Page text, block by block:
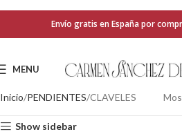
Envío gratis en España por
MENU
Inicio PENDIENTES CLAVELES
Show sidebar